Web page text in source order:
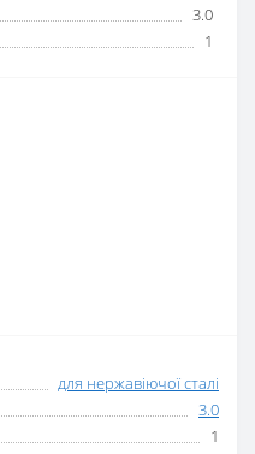
3.0
1
для нержавіючої сталі
3.0
1